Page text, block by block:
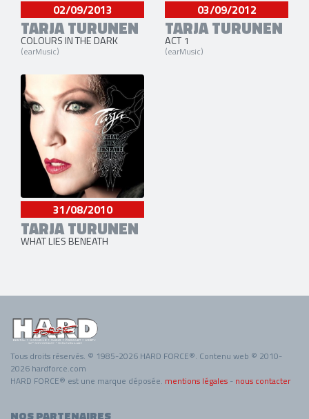
02/09/2013
TARJA TURUNEN
COLOURS IN THE DARK
(earMusic)
03/09/2012
TARJA TURUNEN
ACT 1
(earMusic)
31/08/2010
TARJA TURUNEN
WHAT LIES BENEATH
Tous droits réservés. © 1985-2026 HARD FORCE®. Contenu web © 2010-
2026 hardforce.com
HARD FORCE® est une marque déposée. mentions légales - nous contacter
NOS PARTENAIRES